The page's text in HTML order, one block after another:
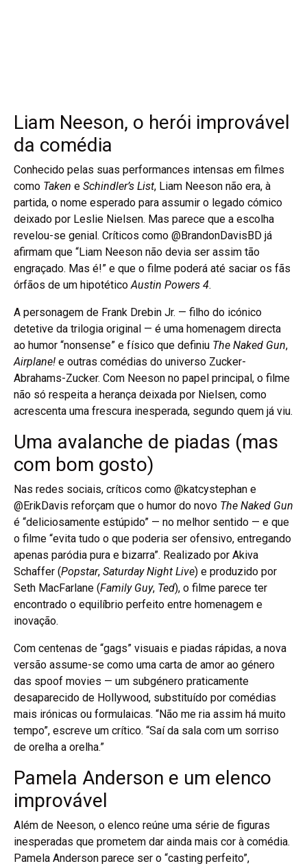
Liam Neeson, o herói improvável
da comédia
Conhecido pelas suas performances intensas em filmes
como Taken e Schindler’s List, Liam Neeson não era, à
partida, o nome esperado para assumir o legado cómico
deixado por Leslie Nielsen. Mas parece que a escolha
revelou-se genial. Críticos como @BrandonDavisBD já
afirmam que “Liam Neeson não devia ser assim tão
engraçado. Mas é!” e que o filme poderá até saciar os fãs
órfãos de um hipotéticoAustin Powers 4.
A personagem de Frank Drebin Jr. — filho do icónico
detetive da trilogia original — é uma homenagem directa
ao humor “nonsense” e físico que definiu The Naked Gun,
Airplane! e outras comédias do universo Zucker-
Abrahams-Zucker. Com Neeson no papel principal, o filme
não só respeita a herança deixada por Nielsen, como
acrescenta uma frescura inesperada, segundo quem já viu.
Uma avalanche de piadas (mas
com bom gosto)
Nas redes sociais, críticos como @katcystephan e
@ErikDavis reforçam que o humor do novo The Naked Gun
é “deliciosamente estúpido” — no melhor sentido — e que
o filme “evita tudo o que poderia ser ofensivo, entregando
apenas paródia pura e bizarra”. Realizado por Akiva
Schaffer (Popstar, Saturday Night Live) e produzido por
Seth MacFarlane (Family Guy, Ted), o filme parece ter
encontrado o equilíbrio perfeito entre homenagem e
inovação.
Com centenas de “gags” visuais e piadas rápidas, a nova
versão assume-se como uma carta de amor ao género
das spoof movies — um subgénero praticamente
desaparecido de Hollywood, substituído por comédias
mais irónicas ou formulaicas. “Não me ria assim há muito
tempo”, escreve um crítico. “Saí da sala com um sorriso
de orelha a orelha.”
Pamela Anderson e um elenco
improvável
Além de Neeson, o elenco reúne uma série de figuras
inesperadas que prometem dar ainda mais cor à comédia.
Pamela Anderson parece ser o “casting perfeito”,